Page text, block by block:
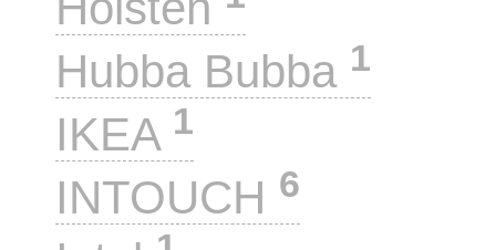
Hubba Bubba 1
IKEA 1
INTOUCH 6